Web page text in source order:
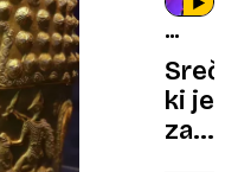
PEVEC
ki je
zanj